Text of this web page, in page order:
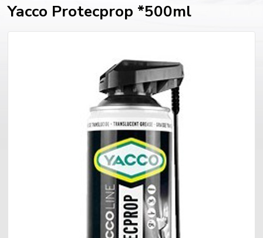
Yacco Protecprop *500ml